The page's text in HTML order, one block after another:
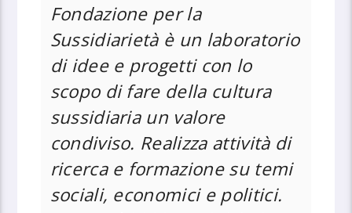
Fondazione per la
Sussidiarietà è un laboratorio
di idee e progetti con lo
scopo di fare della cultura
sussidiaria un valore
condiviso. Realizza attività di
ricerca e formazione su temi
sociali, economici e politici.